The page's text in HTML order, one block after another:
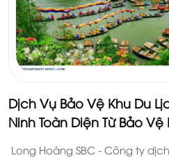
Dịch Vụ Bảo Vệ Khu Du
Ninh Toàn Diện Từ Bảo
Long Hoàng SBC - Công ty